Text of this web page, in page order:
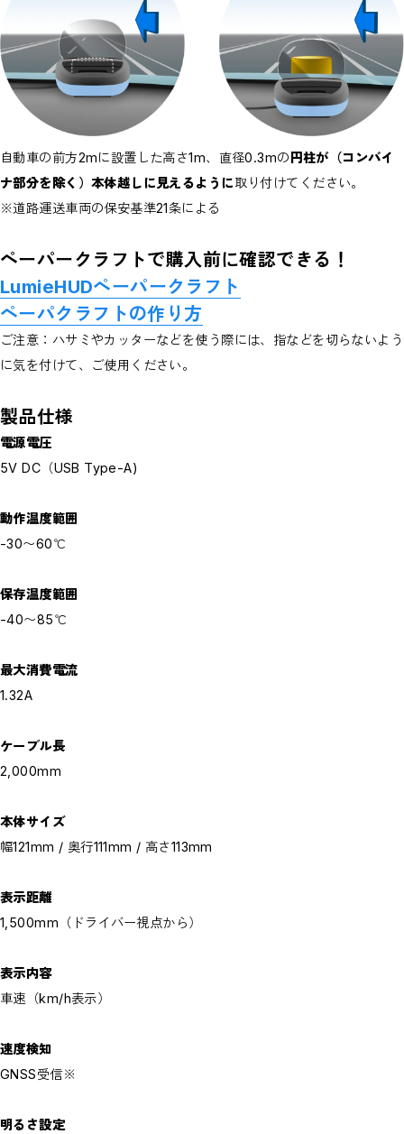
自動車の前方2mに設置した高さ1m、直径0.3mの 円柱が（コンバイ
ナ部分を除く）本体越しに見えるように取り付けてください。
※道路運送車両の保安基準21条による
ペーパークラフトで購入前に確認できる！
LumieHUDペーパークラフト
ペーパクラフトの作り方
ご注意：ハサミやカッターなどを使う際には、指などを切らないよう
に気を付けて、ご使用ください。
製品仕様
電源電圧
5V DC（USB Type-A)
動作温度範囲
-30〜60℃
保存温度範囲
-40〜85℃
最大消費電流
1.32A
ケーブル長
2,000mm
本体サイズ
幅121mm / 奥行111mm / 高さ113mm
表示距離
1,500mm（ドライバー視点から）
表示内容
車速（km/h表示）
速度検知
GNSS受信※
明るさ設定